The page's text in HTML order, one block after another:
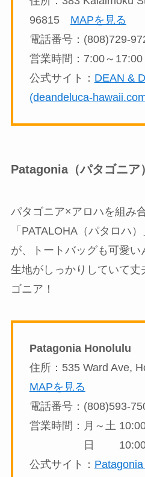
96815 MAPを見る
電話番号：(808)729-
営業時間：7:00～
公式サイト： DEAN &
(deandeluca-
Patagonia（パタゴニア）
パタゴニア×アロハを組み
「PATALOHA（パタロハ
が、トートバッグも可愛い
生地がしっかりしていて丈
ゴニア！
Patagonia Honolulu
住所：535 Ward Ave,
MAPを見る
電話番号：(808)593-
営業時間：月～土
日 10:00～
公式サイト：